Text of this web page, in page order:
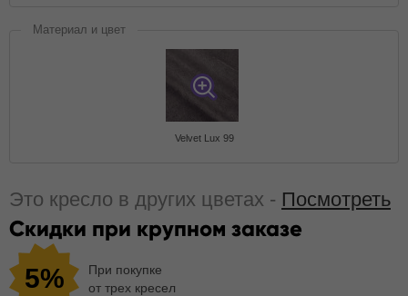
Материал и цвет
Velvet Lux 99
Это кресло в других цветах - Посмотреть
Скидки при крупном заказе
5%
При покупке
от трех кресел